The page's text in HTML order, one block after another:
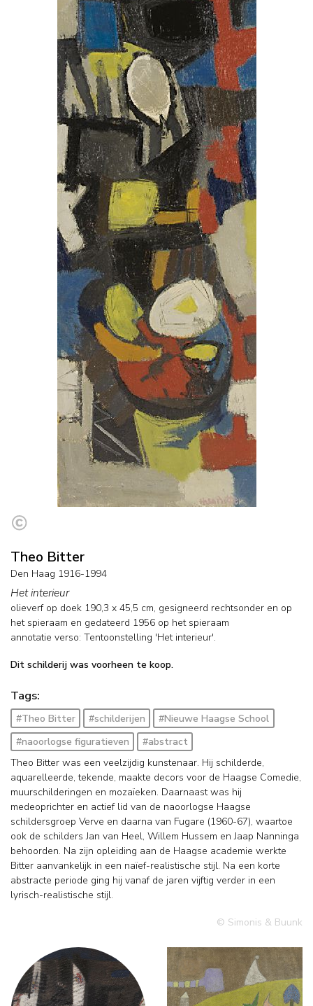
Theo Bitter
Den Haag 1916-1994
Het interieur
olieverf op doek 190,3 x 45,5 cm, gesigneerd rechtsonder en op
het spieraam en gedateerd 1956 op het spieraam
annotatie verso: Tentoonstelling 'Het interieur'.
Dit schilderij was voorheen te koop.
Tags:
#Theo Bitter #schilderijen
#Nieuwe Haagse School
#naoorlogse figuratieven
#abstract
Theo Bitter was een veelzijdig kunstenaar. Hij schilderde,
aquarelleerde, tekende, maakte decors voor de Haagse Comedie,
muurschilderingen en mozaïeken. Daarnaast was hij
medeoprichter en actief lid van de naoorlogse Haagse
schildersgroep Verve en daarna van Fugare (1960-67), waartoe
ook de schilders Jan van Heel, Willem Hussem en Jaap Nanninga
behoorden. Na zijn opleiding aan de Haagse academie werkte
Bitter aanvankelijk in een naïef-realistische stijl. Na een korte
abstracte periode ging hij vanaf de jaren vijftig verder in een
lyrisch-realistische stijl.
© Simonis & Buunk